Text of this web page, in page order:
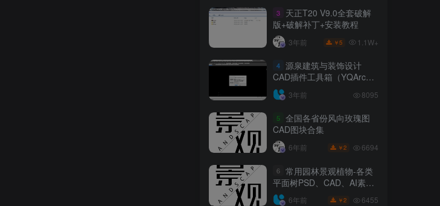
3
天正T20 V9.0全套破解
版+破解补丁+安装教程
3年前 ￥5 1.1W+
4 源泉建筑与装饰设计
CAD插件工具箱（YQArch
6.7.4）
3年前 8095
5 全国各省份风向玫瑰图
CAD图块合集
6年前 ￥2 6694
6 常用园林景观植物-各类
平面树PSD、CAD、AI素材
线稿
6年前 ￥2 6455